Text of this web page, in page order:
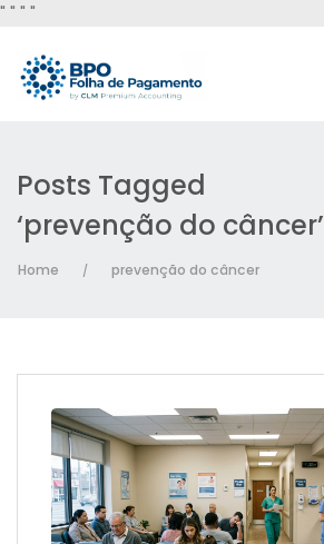
" " " "
Posts Tagged
‘prevenção do câncer’
Home / prevenção do câncer